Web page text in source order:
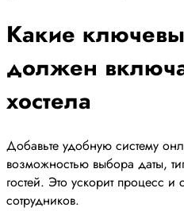
Какие
должен
хостела
Добавьте удобную систему
возможностью выбора даты,
гостей. Это ускорит процесс и
сотрудников.